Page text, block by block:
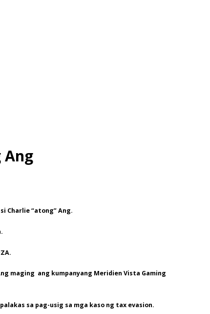
Ang
Charlie “atong” Ang.
maging ang kumpanyang Meridien Vista Gaming
sa pag-usig sa mga kaso ng tax evasion.